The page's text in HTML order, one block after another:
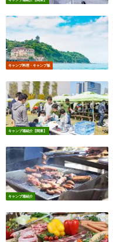
キャンプ料理・キャンプ飯
キャンプ場紹介【関東】
キャンプ場紹介